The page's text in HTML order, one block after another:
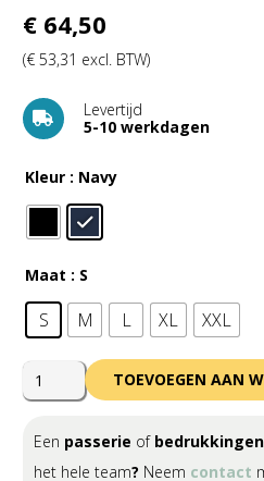
€ 64,50
(€ 53,31 excl. BTW)
Levertijd
5-10 werkdagen
Kleur : Navy
Maat : S
S M L XL XXL
Errea
Layla
Woman
Trousers
TOEVOEGEN AAN
Een passerie of
het hele team? Neem contact